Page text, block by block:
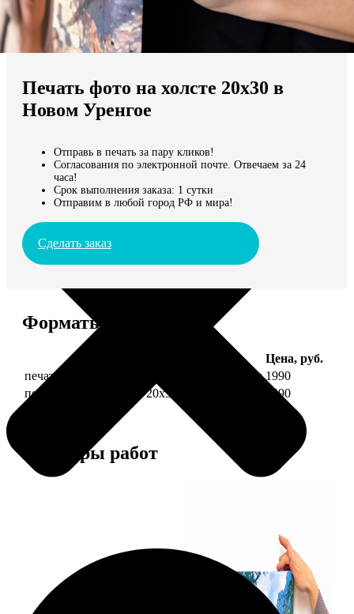
Мы доставляем по всему миру
Продолжить без города
Печать фото на холсте 20х30 в
Новом Уренгое
Отправь в печать за пару кликов!
Согласования по электронной почте. Отвечаем за 24
часа!
Срок выполнения заказа: 1 сутки
Отправим в любой город РФ и мира!
Сделать заказ
Форматы и цены
Цена, руб.
печать фото на холсте 20х30 на подрамнике 1990
печать фото на холсте 20х30 в раме
4490
Примеры работ